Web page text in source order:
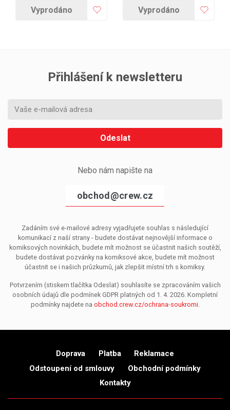
Vyprodáno Vyprodáno
Přihlášení k newsletteru
Odeslat
Nebo nám napište na
obchod@crew.cz
Zadáním své e-mailové adresy vyjadřujete souhlas s následující
komunikací z naší strany - budete dostávat nejnovější informace o
komiksových novinkách, budete mít možnost se účastnit našich soutěží,
budete dostávat pozvánky na komiksové akce, budete mít možnost
účastnit se i našich průzkumů, jak zlepšit místní trh s komiksy.
Potvrzením (stiskem tlačítka Odeslat) souhlasíte se zpracováním vašich
osobních údajů dle podmínek GDPR platných od 1. 4. 2026. Kompletní
podmínky najdete na obchod.crew.cz/ochrana-soukromi.
Doprava Platba
Reklamace
Odstoupení od smlouvy
Obchodní podmínky
Kontakty